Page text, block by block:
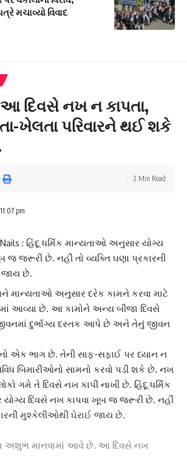
મચાવ્યો વિવાદ
દિવસે નખ ન કાપતા,
ખેલતા પરિવારને થઈ શકે
pm
2 Min Read
: હિંદૂ ધર્મિક માન્યતાઓ અનુસાર યોગ્ય
જ જરૂરી છે. નહીં તો વ્યક્તિ ઘણા પ્રકારની
જાય છે.
માન્યતાઓ અનુસાર દરેક કામને કરવા માટે
આવ્યા છે. આ કામોને અન્ય બીજા દિવસે
દુર્ભાગ્ય દસ્તક આપે છે અને તેનું જીવન
એક ભાગ છે. તેની સાફ-સફાઈ પર ધ્યાન ન
બિમારીઓનો સામનો કરવો પડી શકે છે. નખ
ગમે તે દિવસે નખ કાપી નાખી છે. હિંદૂ ધર્મિક
દિવસે નખ કાપવા ખૂબ જ જરૂરી છે. નહીં
મુશ્કેલીઓથી ઘેરાઈ જાય છે.
અશુભ માનવામાં આવે છે. આ દિવસે નખ